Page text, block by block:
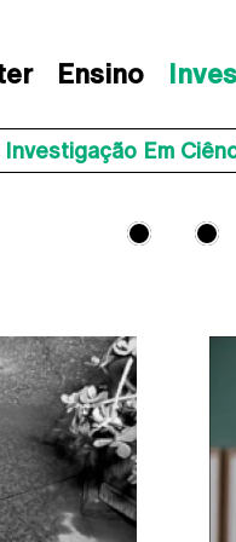
Ensino
Em